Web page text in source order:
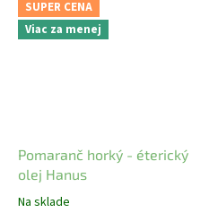
SUPER CENA
Viac za menej
Pomaranč horký - éterický
olej Hanus
Na sklade